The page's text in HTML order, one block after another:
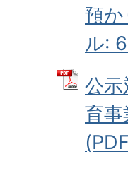
預
ル:
公
育